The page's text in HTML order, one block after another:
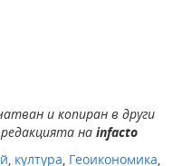
и копиран в други
на infacto
, култура, Геоикономика,